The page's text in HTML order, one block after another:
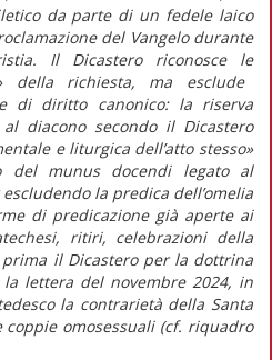
da parte di un fedele laico
del Vangelo durante
Il Dicastero riconosce le
della richiesta, ma esclude
di diritto canonico: la riserva
diacono secondo il Dicastero
e liturgica dell’atto stesso»
delmunus docendi legato al
la predica dell’omelia
di predicazione già aperte ai
ritiri, celebrazioni della
prima il Dicastero per la dottrina
lettera del novembre 2024, in
la contrarietà della Santa
omosessuali (cf. riquadro